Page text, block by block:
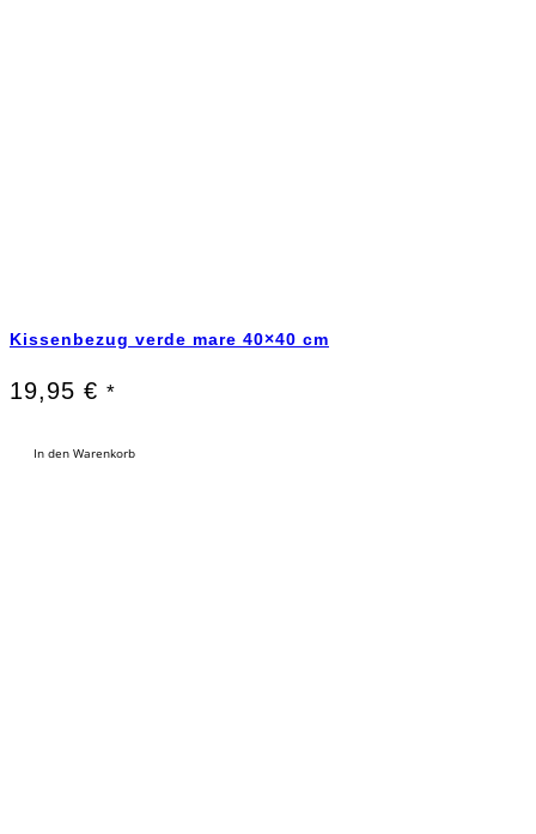
Kissenbezug verde mare 40×40 cm
19,95 € *
In den Warenkorb